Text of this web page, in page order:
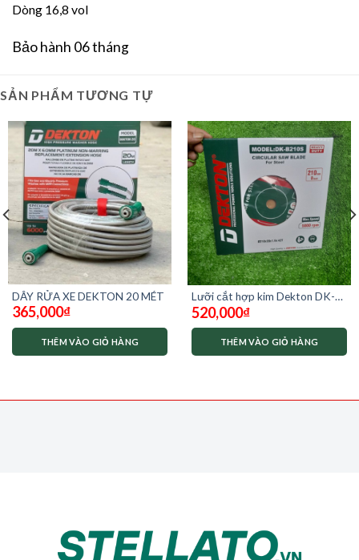
Dòng 16,8 vol
Bảo hành 06 tháng
SẢN PHẨM TƯƠNG TỰ
DÂY RỬA XE DEKTON 20 MÉT
365,000₫
THÊM VÀO GIỎ HÀNG
Lưỡi cắt hợp kim Dekton DK-
B210S
520,000₫
THÊM VÀO GIỎ HÀNG